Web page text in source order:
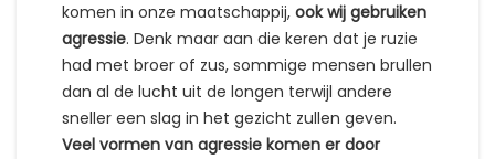
komen in onze maatschappij, ook wij gebruiken
agressie. Denk maar aan die keren dat je ruzie
had met broer of zus, sommige mensen brullen
dan al de lucht uit de longen terwijl andere
sneller een slag in het gezicht zullen geven.
Veel vormen van agressie komen er door